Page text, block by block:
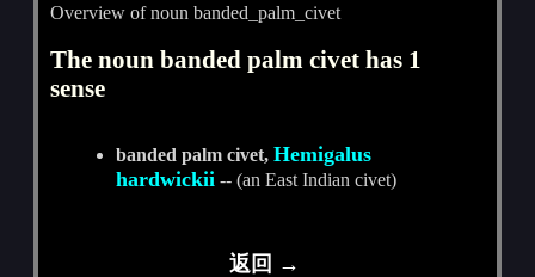
Overview of noun banded_palm_civet
The noun banded palm civet has 1
sense
banded palm civet,Hemigalus
hardwickii -- (an East Indian civet)
返回 →